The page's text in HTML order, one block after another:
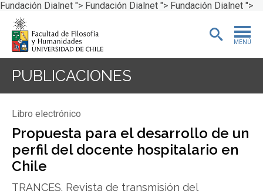
Fundación Dialnet "> Fundación Dialnet "> Fundación Dialnet ">
MENÚ
PORTADA
POSTGRADO
PUBLICACIONES
Libro electrónico
Propuesta para el desarrollo de un
perfil del docente hospitalario en
Chile
TRANCES. Revista de transmisión del